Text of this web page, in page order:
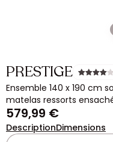
PRESTIGE
Ensemble 140 x 190 cm
matelas ressorts
579,99 €
DescriptionDimensions